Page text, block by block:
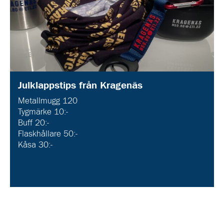
Julklappstips från Kragenäs
Metallmugg 120
Tygmärke 10:-
Buff 20:-
Flaskhållare 50:-
Kåsa 30:-